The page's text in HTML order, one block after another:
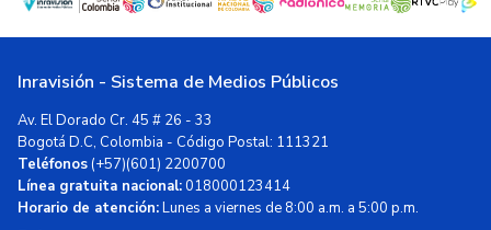
Inravisión - Sistema de Medios Públicos
Av. El Dorado Cr. 45 # 26 - 33
Bogotá D.C, Colombia - Código Postal: 111321
Teléfonos(+57)(601) 2200700
Línea gratuita nacional:018000123414
Horario de atención:Lunes a viernes de 8:00 a.m. a 5:00 p.m.